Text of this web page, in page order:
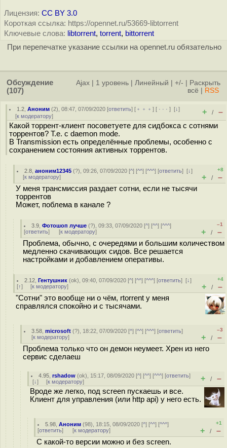
Лицензия: CC BY 3.0
Короткая ссылка: https://opennet.ru/53669-libtorrent
Ключевые слова: libtorrent, torrent, bittorrent
При перепечатке указание ссылки на opennet.ru обязательно
Обсуждение
(107)
Ajax 1 уровень Линейный +/-
Раскрыть
всё
RSS
1.2 ,Аноним (2), 08:47, 07/09/2020 [ответить] [ ﹢﹢﹢] [ · · ·][↓]
[к модератору] + / –
Какой торрент-клиент посоветуете для сидбокса с сотнями
торрентов? Т.е. с daemon mode.
В Transmission есть определённые проблемы, особенно с
сохранением состояния активных торрентов.
2.8 ,аноним12345 (?), 09:26, 07/09/2020 [^] [^^] [^^^] [ответить][↓]
[к модератору]
+8
+ / –
У меня трансмиссия раздает сотни, если не тысячи
торрентов
Может, поблема в канале ?
3.9 ,Фотошоп лучше (?), 09:33, 07/09/2020 [^] [^^] [^^^]
[ответить] [к модератору]
–1
+ / –
Проблема, обычно, с очередями и большим количеством
медленно скачивающих сидов. Все решается
настройками и добавлением оперативы.
2.12 ,Гентушник (ok), 09:40, 07/09/2020 [^] [^^] [^^^] [ответить][↓]
[↑] [к модератору]
+4
+ / –
"Сотни" это вообще ни о чём, rtorrent у меня
справлялся спокойно и с тысячами.
3.58 ,microsoft (?), 18:22, 07/09/2020 [^] [^^] [^^^] [ответить]
[к модератору]
–3
+ / –
Проблема только что он демон неумеет. Хрен из него
сервис сделаеш
4.95 ,rshadow (ok), 15:17, 08/09/2020 [^] [^^] [^^^] [ответить]
[↓] [к модератору] + / –
Вроде же легко, под screen пускаешь и все.
Клиент для управления (или http api) у него есть.
5.98 ,Аноним (98), 18:15, 08/09/2020 [^] [^^] [^^^]
[ответить] [к модератору]
+1
+ / –
С какой-то версии можно и без screen.